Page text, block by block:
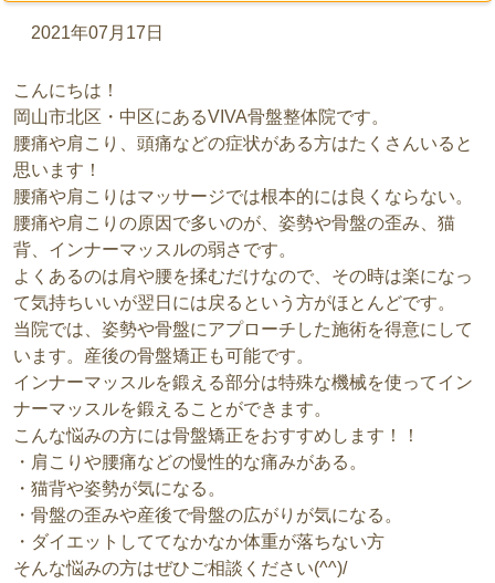
2021年07月17日
こんにちは！
岡山市北区・中区にあるVIVA骨盤整体院です。
腰痛や肩こり、頭痛などの症状がある方はたくさんいると
思います！
腰痛や肩こりはマッサージでは根本的には良くならない。
腰痛や肩こりの原因で多いのが、姿勢や骨盤の歪み、猫
背、インナーマッスルの弱さです。
よくあるのは肩や腰を揉むだけなので、その時は楽になっ
て気持ちいいが翌日には戻るという方がほとんどです。
当院では、姿勢や骨盤にアプローチした施術を得意にして
います。産後の骨盤矯正も可能です。
インナーマッスルを鍛える部分は特殊な機械を使ってイン
ナーマッスルを鍛えることができます。
こんな悩みの方には骨盤矯正をおすすめします！！
・肩こりや腰痛などの慢性的な痛みがある。
・猫背や姿勢が気になる。
・骨盤の歪みや産後で骨盤の広がりが気になる。
・ダイエットしててなかなか体重が落ちない方
そんな悩みの方はぜひご相談ください(^^)/